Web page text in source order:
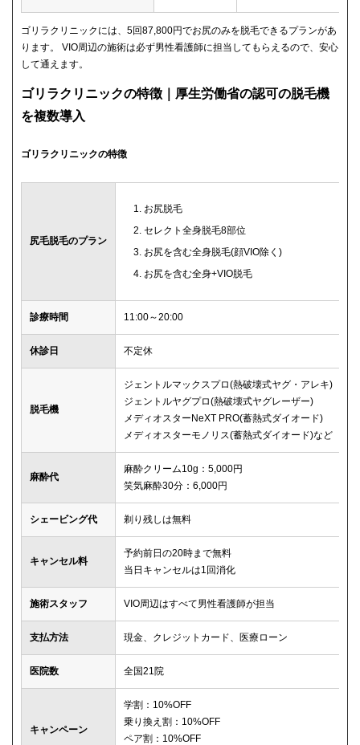
ゴリラクリニックには、5回87,800円でお尻のみを脱毛できるプランがあ
ります。 VIO周辺の施術は必ず男性看護師に担当してもらえるので、安心
して通えます。
ゴリラクリニックの特徴｜厚生労働省の認可の脱毛機
を複数導入
ゴリラクリニックの特徴
尻毛脱毛のプラン
お尻脱毛
セレクト全身脱毛8部位
お尻を含む全身脱毛(顔VIO除く)
お尻を含む全身+VIO脱毛
診療時間 11:00～20:00
休診日 不定休
脱毛機
ジェントルマックスプロ(熱破壊式ヤグ・アレキ)
ジェントルヤグプロ(熱破壊式ヤグレーザー)
メディオスターNeXT PRO(蓄熱式ダイオード)
メディオスターモノリス(蓄熱式ダイオード)など
麻酔代
麻酔クリーム10g：5,000円
笑気麻酔30分：6,000円
シェービング代 剃り残しは無料
キャンセル料
予約前日の20時まで無料
当日キャンセルは1回消化
施術スタッフ VIO周辺はすべて男性看護師が担当
支払方法 現金、クレジットカード、医療ローン
医院数 全国21院
キャンペーン
学割：10%OFF
乗り換え割：10%OFF
ペア割：10%OFF